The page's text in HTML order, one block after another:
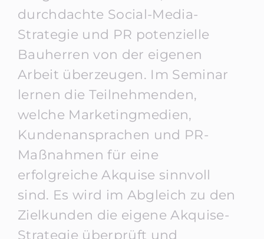
durchdachte Social-Media-
Strategie und PR potenzielle
Bauherren von der eigenen
Arbeit überzeugen. Im Seminar
lernen die Teilnehmenden,
welche Marketingmedien,
Kundenansprachen und PR-
Maßnahmen für eine
erfolgreiche Akquise sinnvoll
sind. Es wird im Abgleich zu den
Zielkunden die eigene Akquise-
Strategie überprüft und